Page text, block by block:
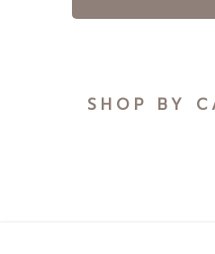
SHOP BY